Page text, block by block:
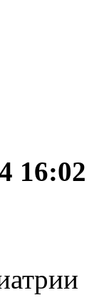
16:02